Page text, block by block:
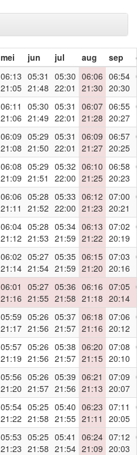
mei jun jul aug sep
06:13
21:05
05:31
21:48
05:30
22:01
06:06
21:30
06:54
20:30
06:11
21:06
05:30
21:49
05:31
22:01
06:07
21:28
06:55
20:27
06:09
21:08
05:29
21:50
05:31
22:01
06:09
21:27
06:57
20:25
06:08
21:09
05:29
21:51
05:32
22:00
06:10
21:25
06:58
20:23
06:06
21:11
05:28
21:52
05:33
22:00
06:12
21:23
07:00
20:21
06:04
21:12
05:28
21:53
05:34
21:59
06:13
21:22
07:02
20:19
06:02
21:14
05:27
21:54
05:35
21:59
06:15
21:20
07:03
20:16
06:01
21:16
05:27
21:55
05:36
21:58
06:16
21:18
07:05
20:14
05:59
21:17
05:26
21:56
05:37
21:57
06:18
21:16
07:06
20:12
05:57
21:19
05:26
21:56
05:38
21:57
06:20
21:15
07:08
20:10
05:56
21:20
05:26
21:57
05:39
21:56
06:21
21:13
07:09
20:07
05:54
21:22
05:25
21:58
05:40
21:55
06:23
21:11
07:11
20:05
05:53
21:23
05:25
21:58
05:41
21:54
06:24
21:09
07:12
20:03